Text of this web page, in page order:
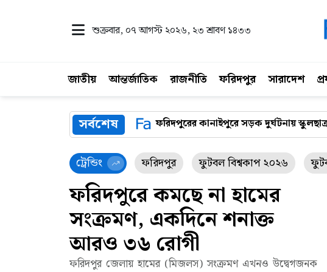
শুক্রবার, ০৭ আগস্ট ২০২৬, ২৩ শ্রাবণ ১৪৩৩
জাতীয় আন্তর্জাতিক রাজনীতি ফরিদপুর সারাদেশ
সর্বশেষ
ফরিদপুরের কানাইপুরে সড়ক দুর্ঘটনায় স্কুলছাত্র নিহত, আহত আরও
ট্রেন্ডিং ফরিদপুর ফুটবল বিশ্বকাপ ২০২৬
ফরিদপুরে কমছে না হামের
সংক্রমণ, একদিনে শনাক্ত
আরও ৩৬ রোগী
ফরিদপুর জেলায় হামের (মিজলস) সংক্রমণ এখনও উদ্বেগজনক